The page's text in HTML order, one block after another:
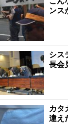
ンス
シス
長会
カタ
違え